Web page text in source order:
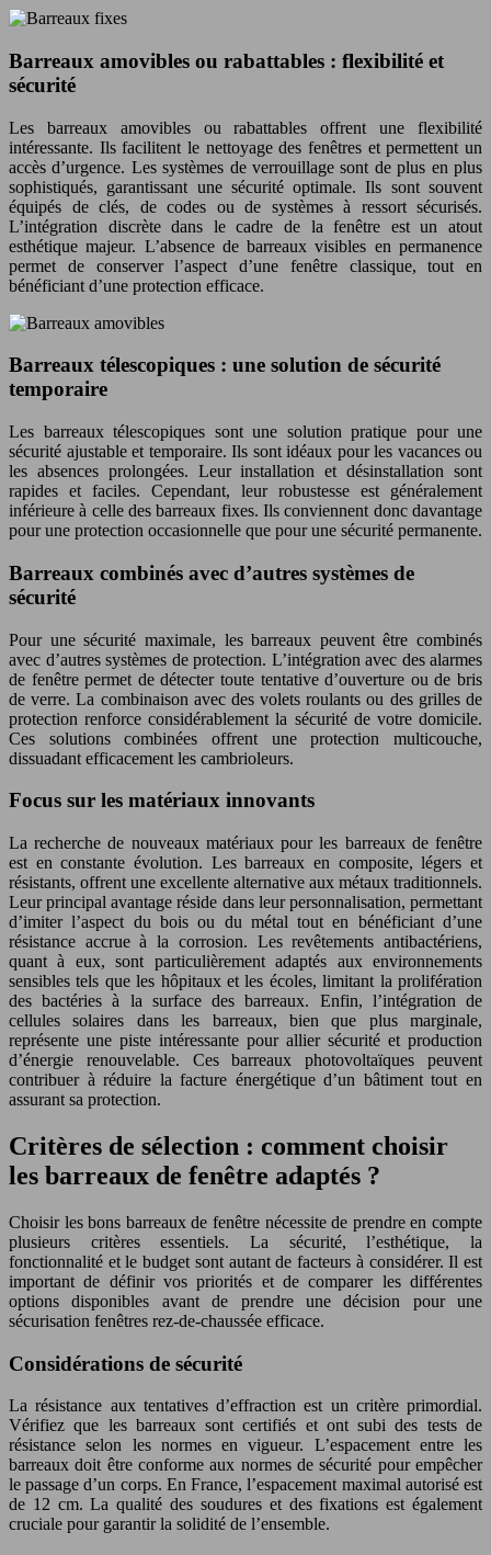
Barreaux amovibles ou rabattables : flexibilité et
sécurité
Les barreaux amovibles ou rabattables offrent une flexibilité
intéressante. Ils facilitent le nettoyage des fenêtres et permettent un
accès d’urgence. Les systèmes de verrouillage sont de plus en plus
sophistiqués, garantissant une sécurité optimale. Ils sont souvent
équipés de clés, de codes ou de systèmes à ressort sécurisés.
L’intégration discrète dans le cadre de la fenêtre est un atout
esthétique majeur. L’absence de barreaux visibles en permanence
permet de conserver l’aspect d’une fenêtre classique, tout en
bénéficiant d’une protection efficace.
Barreaux télescopiques : une solution de sécurité
temporaire
Les barreaux télescopiques sont une solution pratique pour une
sécurité ajustable et temporaire. Ils sont idéaux pour les vacances ou
les absences prolongées. Leur installation et désinstallation sont
rapides et faciles. Cependant, leur robustesse est généralement
inférieure à celle des barreaux fixes. Ils conviennent donc davantage
pour une protection occasionnelle que pour une sécurité permanente.
Barreaux combinés avec d’autres systèmes de
sécurité
Pour une sécurité maximale, les barreaux peuvent être combinés
avec d’autres systèmes de protection. L’intégration avec des alarmes
de fenêtre permet de détecter toute tentative d’ouverture ou de bris
de verre. La combinaison avec des volets roulants ou des grilles de
protection renforce considérablement la sécurité de votre domicile.
Ces solutions combinées offrent une protection multicouche,
dissuadant efficacement les cambrioleurs.
Focus sur les matériaux innovants
La recherche de nouveaux matériaux pour les barreaux de fenêtre
est en constante évolution. Les barreaux en composite, légers et
résistants, offrent une excellente alternative aux métaux traditionnels.
Leur principal avantage réside dans leur personnalisation, permettant
d’imiter l’aspect du bois ou du métal tout en bénéficiant d’une
résistance accrue à la corrosion. Les revêtements antibactériens,
quant à eux, sont particulièrement adaptés aux environnements
sensibles tels que les hôpitaux et les écoles, limitant la prolifération
des bactéries à la surface des barreaux. Enfin, l’intégration de
cellules solaires dans les barreaux, bien que plus marginale,
représente une piste intéressante pour allier sécurité et production
d’énergie renouvelable. Ces barreaux photovoltaïques peuvent
contribuer à réduire la facture énergétique d’un bâtiment tout en
assurant sa protection.
Critères de sélection : comment choisir
les barreaux de fenêtre adaptés ?
Choisir les bons barreaux de fenêtre nécessite de prendre en compte
plusieurs critères essentiels. La sécurité, l’esthétique, la
fonctionnalité et le budget sont autant de facteurs à considérer. Il est
important de définir vos priorités et de comparer les différentes
options disponibles avant de prendre une décision pour une
sécurisation fenêtres rez-de-chaussée efficace.
Considérations de sécurité
La résistance aux tentatives d’effraction est un critère primordial.
Vérifiez que les barreaux sont certifiés et ont subi des tests de
résistance selon les normes en vigueur. L’espacement entre les
barreaux doit être conforme aux normes de sécurité pour empêcher
le passage d’un corps. En France, l’espacement maximal autorisé est
de 12 cm. La qualité des soudures et des fixations est également
cruciale pour garantir la solidité de l’ensemble.